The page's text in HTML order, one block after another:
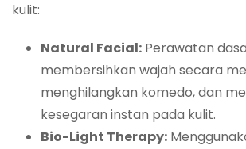
kulit:
Natural Facial: Perawatan
membersihkan wajah secara
menghilangkan komedo, dan
kesegaran instan pada kulit.
Bio-Light Therapy: